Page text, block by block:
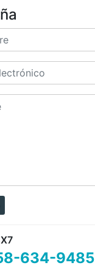
634-9485